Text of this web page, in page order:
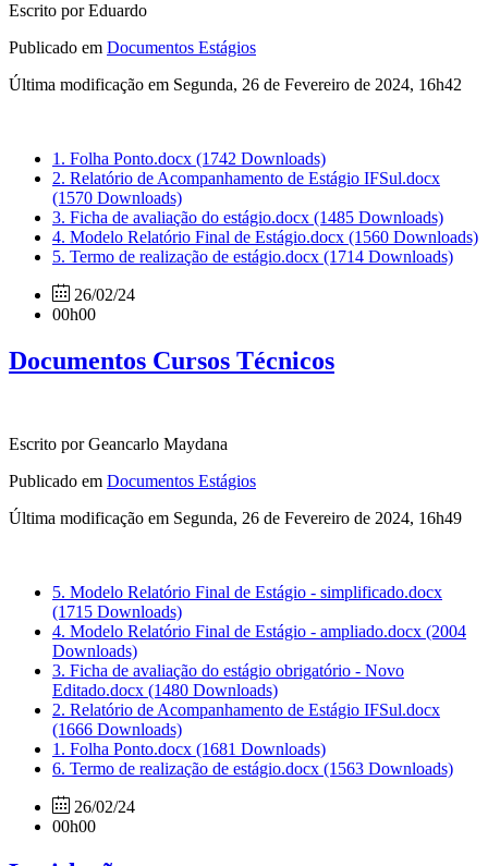
Escrito por Eduardo
Publicado em Documentos Estágios
Última modificação em Segunda, 26 de Fevereiro de 2024, 16h42
1. Folha Ponto.docx (1742 Downloads)
2. Relatório de Acompanhamento de Estágio IFSul.docx
(1570 Downloads)
3. Ficha de avaliação do estágio.docx (1485 Downloads)
4. Modelo Relatório Final de Estágio.docx (1560 Downloads)
5. Termo de realização de estágio.docx (1714 Downloads)
26/02/24
00h00
Documentos Cursos Técnicos
Escrito por Geancarlo Maydana
Publicado em Documentos Estágios
Última modificação em Segunda, 26 de Fevereiro de 2024, 16h49
5. Modelo Relatório Final de Estágio - simplificado.docx
(1715 Downloads)
4. Modelo Relatório Final de Estágio - ampliado.docx (2004
Downloads)
3. Ficha de avaliação do estágio obrigatório - Novo
Editado.docx (1480 Downloads)
2. Relatório de Acompanhamento de Estágio IFSul.docx
(1666 Downloads)
1. Folha Ponto.docx (1681 Downloads)
6. Termo de realização de estágio.docx (1563 Downloads)
26/02/24
00h00